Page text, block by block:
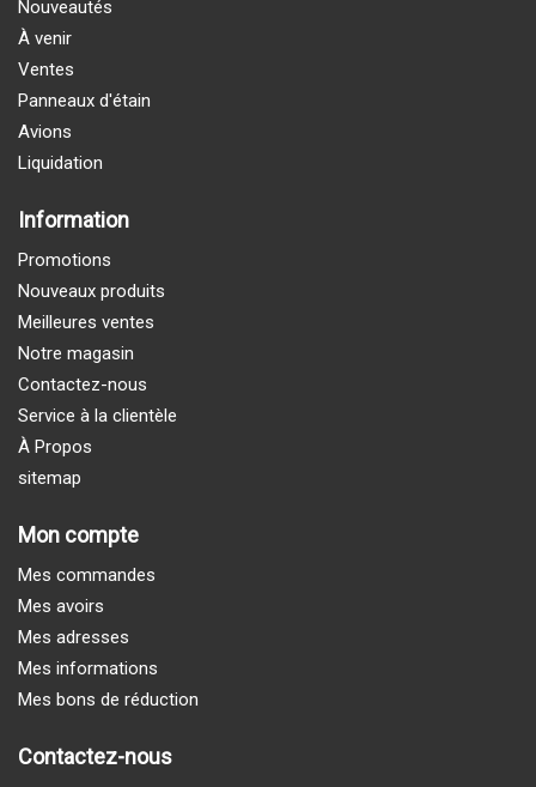
Nouveautés
À venir
Ventes
Panneaux d'étain
Avions
Liquidation
Information
Promotions
Nouveaux produits
Meilleures ventes
Notre magasin
Contactez-nous
Service à la clientèle
À Propos
sitemap
Mon compte
Mes commandes
Mes avoirs
Mes adresses
Mes informations
Mes bons de réduction
Contactez-nous